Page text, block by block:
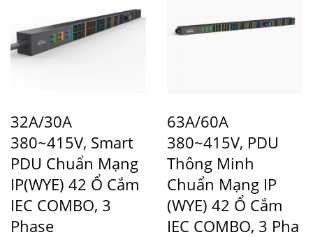
32A/30A
380~415V, Smart
PDU Chuẩn Mạng
IP(WYE) 42 Ổ Cắm
IEC COMBO, 3
Phase
63A/60A
380~415V, PDU
Thông Minh
Chuẩn Mạng IP
(WYE) 42 Ổ Cắm
IEC COMBO, 3 Pha